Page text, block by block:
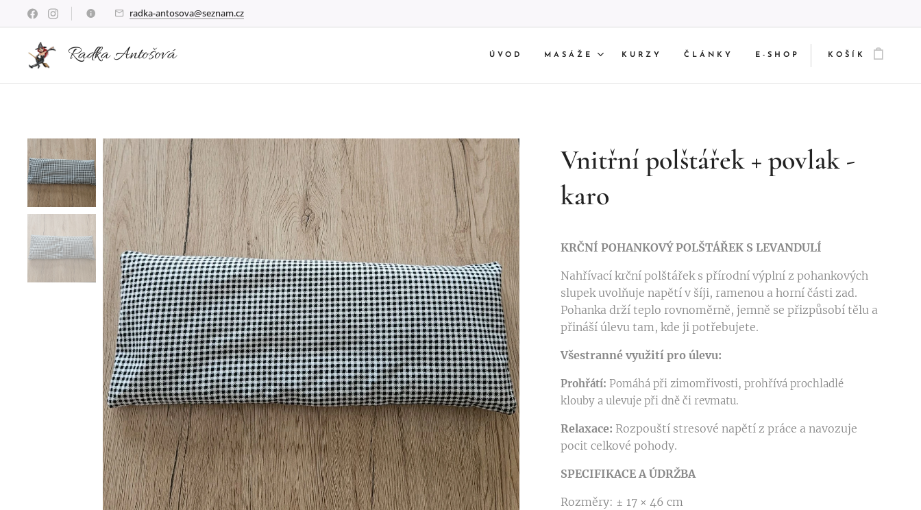
radka-antosova@seznam.cz
Radka Antošová ÚVOD MASÁŽE KURZY ČLÁNKY E-SHOP KOŠÍK
Vnitřní polštářek + povlak -
karo
KRČNÍ POHANKOVÝ POLŠTÁŘEK S LEVANDULÍ
Nahřívací krční polštářek s přírodní výplní z pohankových
slupek uvolňuje napětí v šíji, ramenou a horní části zad.
Pohanka drží teplo rovnoměrně, jemně se přizpůsobí tělu a
přináší úlevu tam, kde ji potřebujete.
Všestranné využití pro úlevu:
Prohřátí: Pomáhá při zimomřivosti, prohřívá prochladlé
klouby a ulevuje při dně či revmatu.
Relaxace: Rozpouští stresové napětí z práce a navozuje
pocit celkové pohody.
SPECIFIKACE A ÚDRŽBA
Rozměry: ± 17 × 46 cm